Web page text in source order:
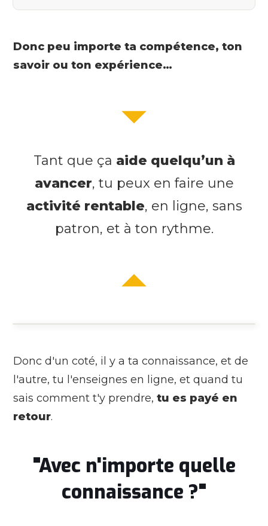
Donc peu importe ta compétence, ton
savoir ou ton expérience…
Tant que ça aide quelqu’un à
avancer, tu peux en faire une
activité rentable, en ligne, sans
patron, et à ton rythme.
Donc d'un coté, il y a ta connaissance, et de
l'autre, tu l'enseignes en ligne, et quand tu
sais comment t'y prendre, tu es payé en
retour.
"Avec n'importe quelle
connaissance ?"